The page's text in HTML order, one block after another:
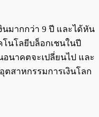
นมากกว่า 9 ปี และได้หัน
นโลยีบล็อกเชนในปี
อนาคตจะเปลี่ยนไป และ
ตสาหกรรมการเงินโลก